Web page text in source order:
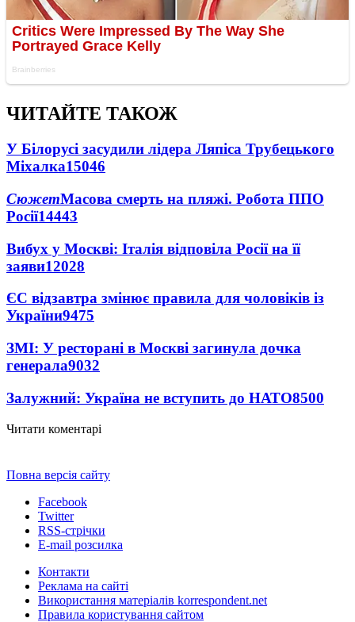
ЧИТАЙТЕ ТАКОЖ
У Білорусі засудили лідера Ляпіса Трубецького
Міхалка15046
СюжетМасова смерть на пляжі. Робота ППО
Росії14443
Вибух у Москві: Італія відповіла Росії на її
заяви12028
ЄС відзавтра змінює правила для чоловіків із
України9475
ЗМІ: У ресторані в Москві загинула дочка
генерала9032
Залужний: Україна не вступить до НАТО8500
Читати коментарі
Повна версія сайту
Facebook
Twitter
RSS-стрічки
E-mail розсилка
Контакти
Реклама на сайті
Використання матеріалів korrespondent.net
Правила користування сайтом